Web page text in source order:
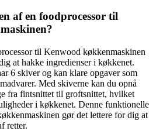
af en foodprocessor til
til Kenwood køkkenmaskinen
at hakke ingredienser i køkkenet.
6 skiver og kan klare opgaver som
Med skiverne kan du opnå
fra fintsnittet til groftsnittet, hvilket
i køkkenet. Denne funktionelle
gør det lettere for dig at
retter.